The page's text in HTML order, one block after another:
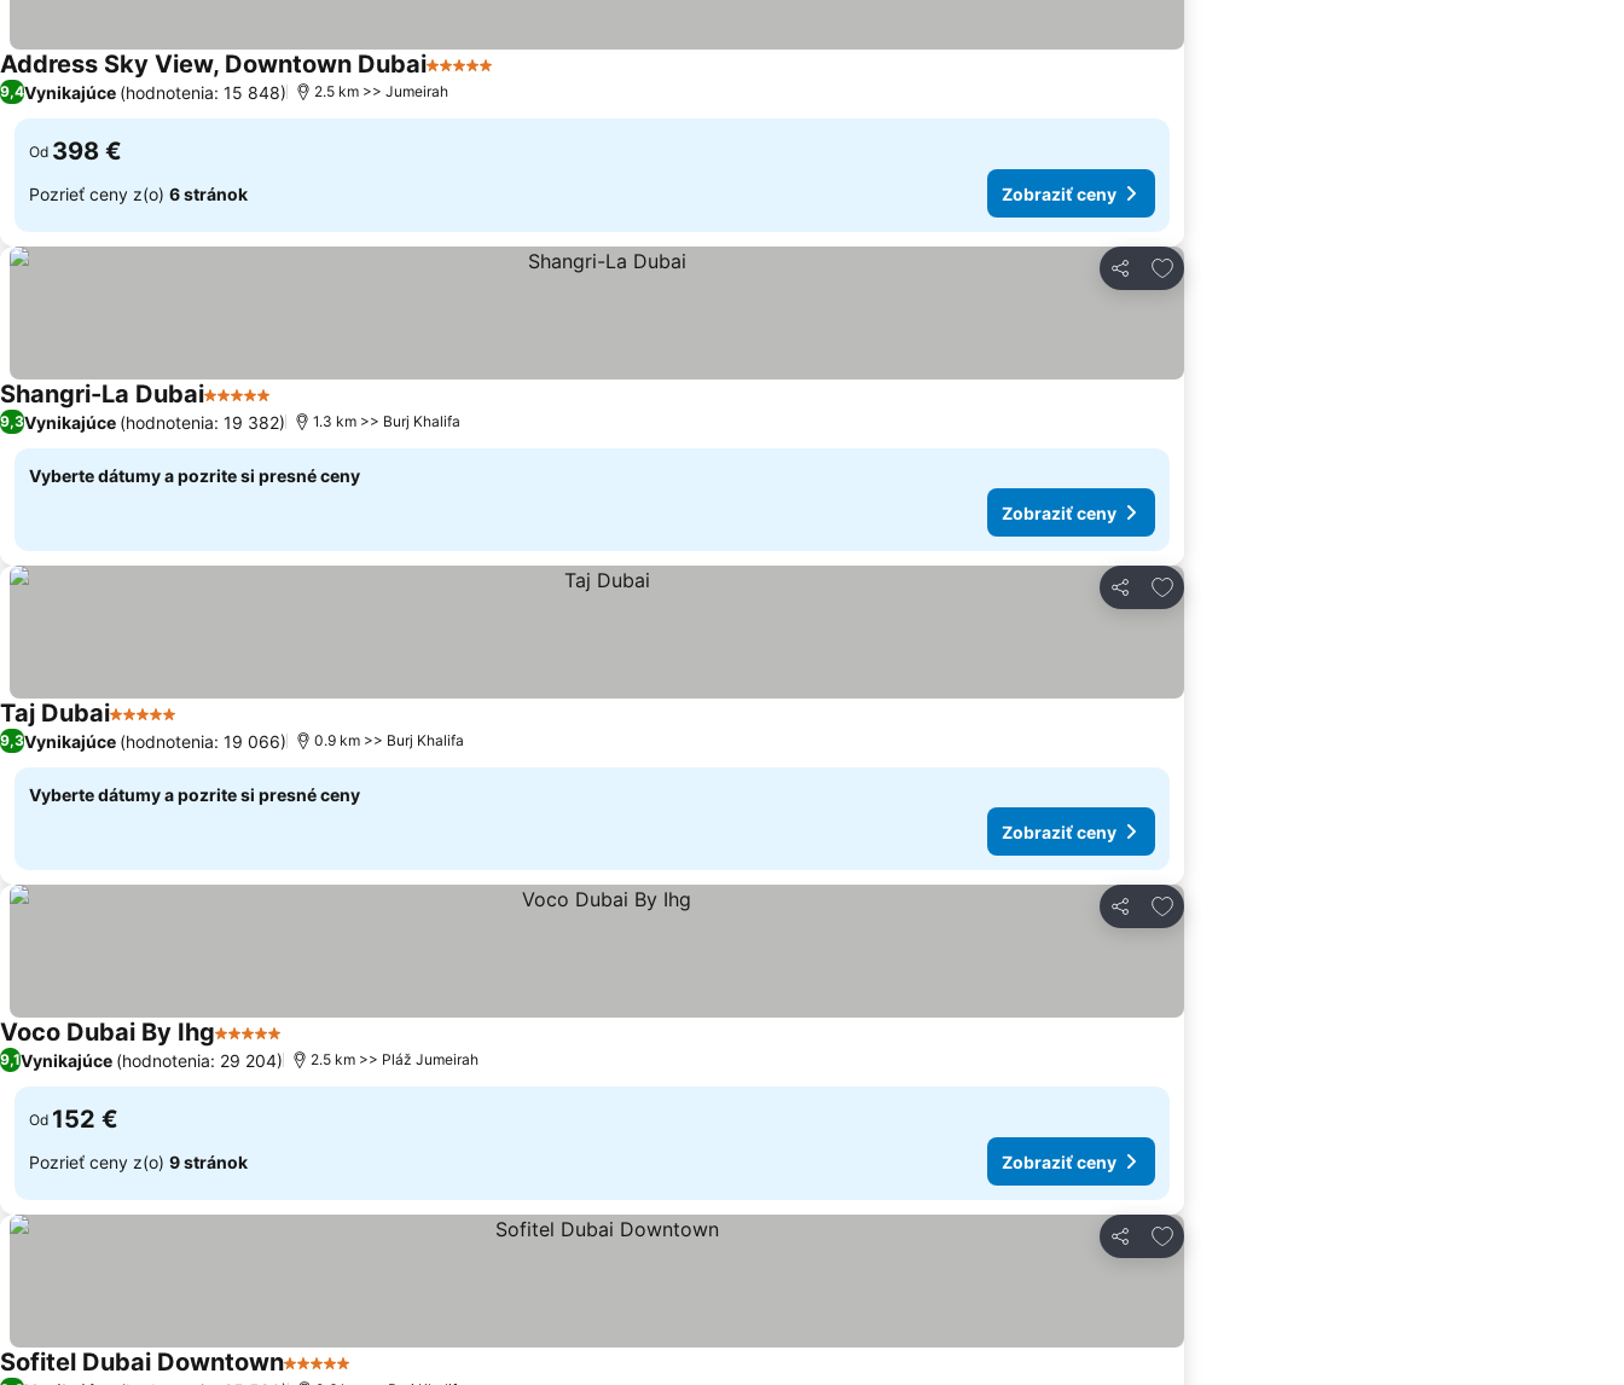
Address Sky View, Downtown Dubai5 Počet hviezdičiek
9,4Vynikajúce (hodnotenia: 15 848) 2.5 km >> Jumeirah
Od 398 €
Pozrieť ceny z(o) 6 stránok Zobraziť ceny
Zdieľať
Pridať do obľúbených
Shangri-La Dubai5 Počet hviezdičiek
9,3Vynikajúce (hodnotenia: 19 382) 1.3 km >> Burj Khalifa
Vyberte dátumy a pozrite si presné ceny
Zobraziť ceny
Zdieľať
Pridať do obľúbených
Taj Dubai5 Počet hviezdičiek
9,3Vynikajúce (hodnotenia: 19 066) 0.9 km >> Burj Khalifa
Vyberte dátumy a pozrite si presné ceny
Zobraziť ceny
Zdieľať
Pridať do obľúbených
Voco Dubai By Ihg5 Počet hviezdičiek
9,1Vynikajúce (hodnotenia: 29 204) 2.5 km >> Pláž Jumeirah
Od 152 €
Pozrieť ceny z(o) 9 stránok Zobraziť ceny
Zdieľať
Pridať do obľúbených
Sofitel Dubai Downtown5 Počet hviezdičiek